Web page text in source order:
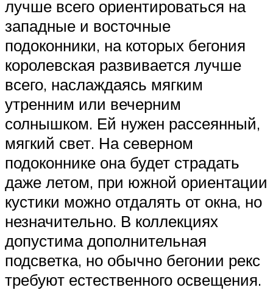
лучше всего ориентироваться на
западные и восточные
подоконники, на которых бегония
королевская развивается лучше
всего, наслаждаясь мягким
утренним или вечерним
солнышком. Ей нужен рассеянный,
мягкий свет. На северном
подоконнике она будет страдать
даже летом, при южной ориентации
кустики можно отдалять от окна, но
незначительно. В коллекциях
допустима дополнительная
подсветка, но обычно бегонии рекс
требуют естественного освещения.